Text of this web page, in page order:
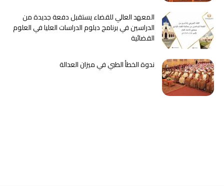
المعهد العالي للقضاء يستقبل دفعة جديدة من
الدراسين في برنامج دبلوم الدراسات العليا في العلوم
القضائية
ندوة الخطأ الطبي في ميزان العدالة